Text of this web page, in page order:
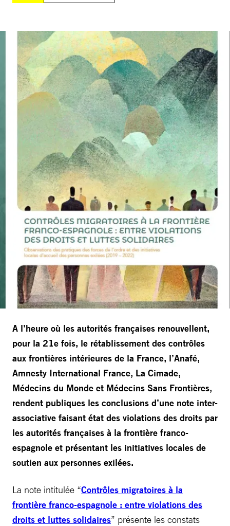
A l’heure où les autorités françaises renouvellent,
pour la 21e fois, le rétablissement des contrôles
aux frontières intérieures de la France, l’Anafé,
Amnesty International France, La Cimade,
Médecins du Monde et Médecins Sans Frontières,
rendent publiques les conclusions d’une note inter-
associative faisant état des violations des droits par
les autorités françaises à la frontière franco-
espagnole et présentant les initiatives locales de
soutien aux personnes exilées.
La note intitulée “Contrôles migratoires à la
frontière franco-espagnole : entre violations des
droits et luttes solidaires” présente les constats